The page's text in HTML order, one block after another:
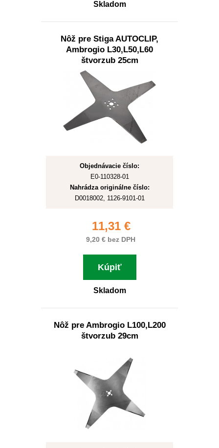
Skladom
Nôž pre Stiga AUTOCLIP,
Ambrogio L30,L50,L60
štvorzub 25cm
Objednávacie číslo:
E0-110328-01
Nahrádza originálne číslo:
D0018002, 1126-9101-01
11,31 €
9,20 € bez DPH
Kúpiť
Skladom
Nôž pre Ambrogio L100,L200
štvorzub 29cm